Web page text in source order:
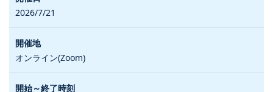
2026/7/21
オンライン(Zoom)